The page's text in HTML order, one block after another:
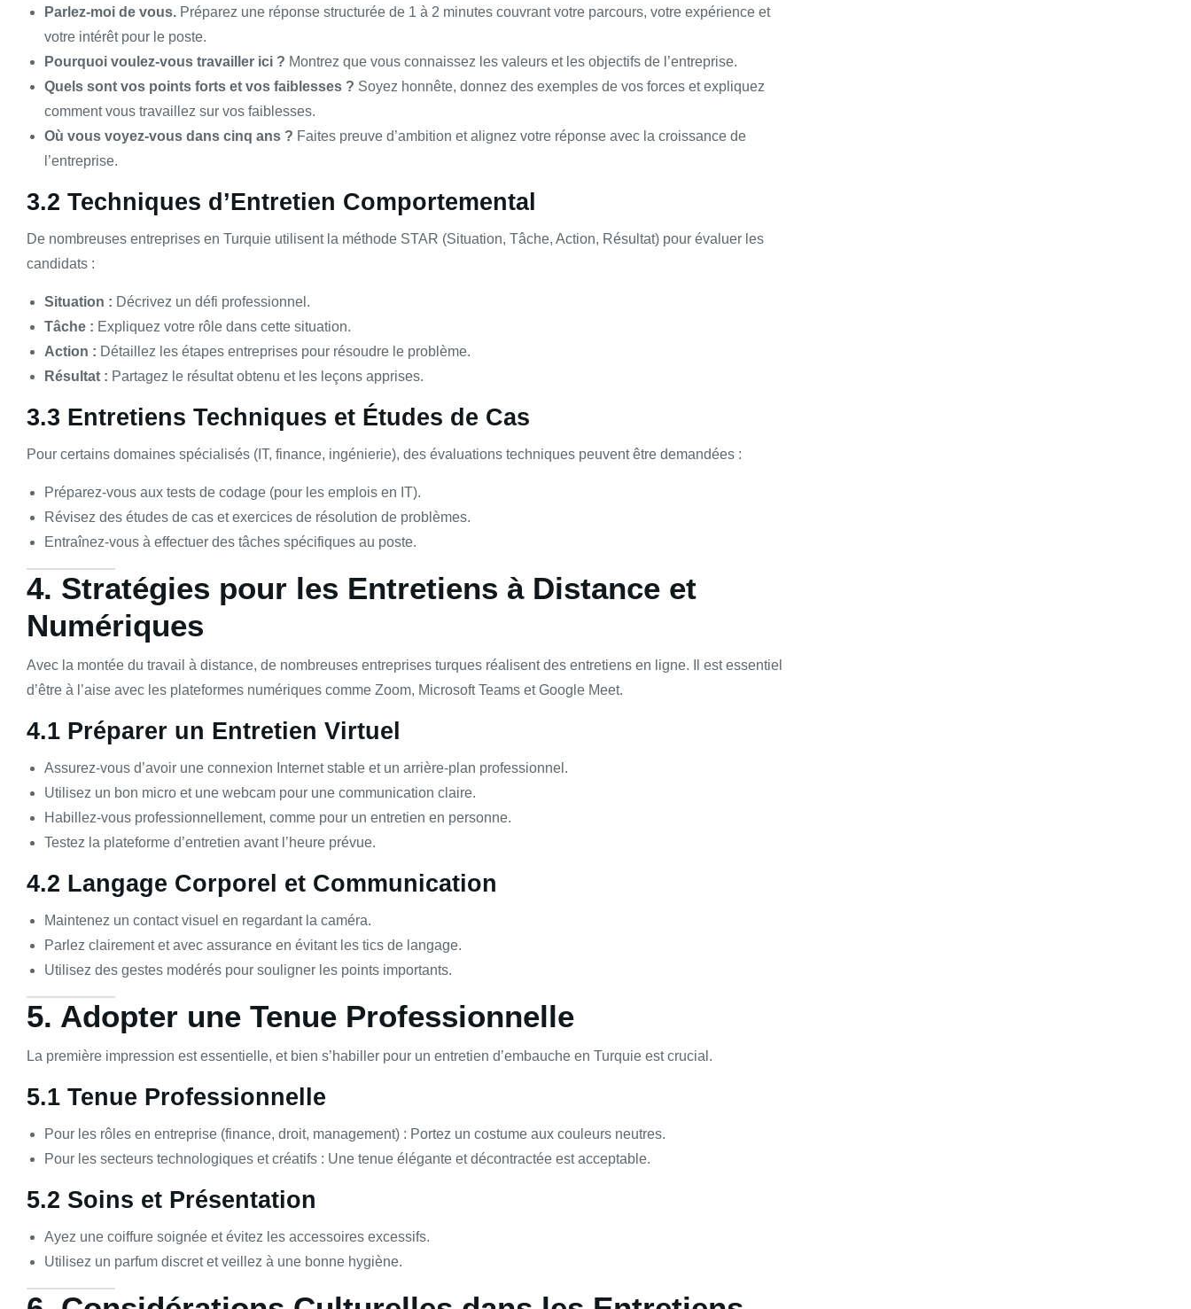
Parlez-moi de vous. Préparez une réponse structurée de 1 à 2 minutes couvrant votre parcours, votre expérience et
votre intérêt pour le poste.
Pourquoi voulez-vous travailler ici ? Montrez que vous connaissez les valeurs et les objectifs de l’entreprise.
Quels sont vos points forts et vos faiblesses ? Soyez honnête, donnez des exemples de vos forces et expliquez
comment vous travaillez sur vos faiblesses.
Où vous voyez-vous dans cinq ans ? Faites preuve d’ambition et alignez votre réponse avec la croissance de
l’entreprise.
3.2 Techniques d’Entretien Comportemental
De nombreuses entreprises en Turquie utilisent la méthode STAR (Situation, Tâche, Action, Résultat) pour évaluer les
candidats :
Situation : Décrivez un défi professionnel.
Tâche : Expliquez votre rôle dans cette situation.
Action : Détaillez les étapes entreprises pour résoudre le problème.
Résultat : Partagez le résultat obtenu et les leçons apprises.
3.3 Entretiens Techniques et Études de Cas
Pour certains domaines spécialisés (IT, finance, ingénierie), des évaluations techniques peuvent être demandées :
Préparez-vous aux tests de codage (pour les emplois en IT).
Révisez des études de cas et exercices de résolution de problèmes.
Entraînez-vous à effectuer des tâches spécifiques au poste.
4. Stratégies pour les Entretiens à Distance et
Numériques
Avec la montée du travail à distance, de nombreuses entreprises turques réalisent des entretiens en ligne. Il est essentiel
d’être à l’aise avec les plateformes numériques comme Zoom, Microsoft Teams et Google Meet.
4.1 Préparer un Entretien Virtuel
Assurez-vous d’avoir une connexion Internet stable et un arrière-plan professionnel.
Utilisez un bon micro et une webcam pour une communication claire.
Habillez-vous professionnellement, comme pour un entretien en personne.
Testez la plateforme d’entretien avant l’heure prévue.
4.2 Langage Corporel et Communication
Maintenez un contact visuel en regardant la caméra.
Parlez clairement et avec assurance en évitant les tics de langage.
Utilisez des gestes modérés pour souligner les points importants.
5. Adopter une Tenue Professionnelle
La première impression est essentielle, et bien s’habiller pour un entretien d’embauche en Turquie est crucial.
5.1 Tenue Professionnelle
Pour les rôles en entreprise (finance, droit, management) : Portez un costume aux couleurs neutres.
Pour les secteurs technologiques et créatifs : Une tenue élégante et décontractée est acceptable.
5.2 Soins et Présentation
Ayez une coiffure soignée et évitez les accessoires excessifs.
Utilisez un parfum discret et veillez à une bonne hygiène.